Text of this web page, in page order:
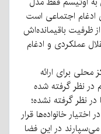
اجتماعی است
ظرفیت باقیمانده‌اش
عملکردی و ادغام
محلی برای ارائه
در نظر گرفته شده
نظر گرفته نشده؛
اختیار خانواده‌ها قرار
می‌سپارند در این فضا